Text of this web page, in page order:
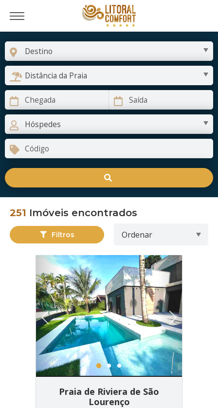
251 Imóveis encontrados
Filtros
Previous Next
1 2 3
Praia de Riviera de São
Lourenço